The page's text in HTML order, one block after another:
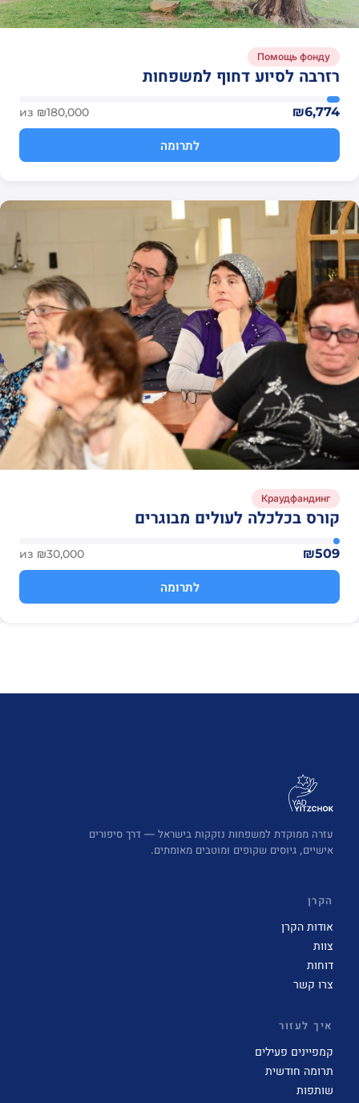
Помощь фонду
רזרבה לסיוע דחוף למשפחות
₪6,774
из ₪180,000
לתרומה
Краудфандинг
קורס בכלכלה לעולים מבוגרים
₪509
из ₪30,000
לתרומה
עזרה ממוקדת למשפחות נזקקות בישראל — דרך סיפורים
אישיים, גיוסים שקופים ומוטבים מאומתים.
הקרן
אודות הקרן
צוות
דוחות
צרו קשר
איך לעזור
קמפיינים פעילים
תרומה חודשית
שותפות